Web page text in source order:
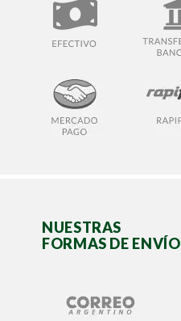
NUESTRAS
FORMAS DE ENVÍO